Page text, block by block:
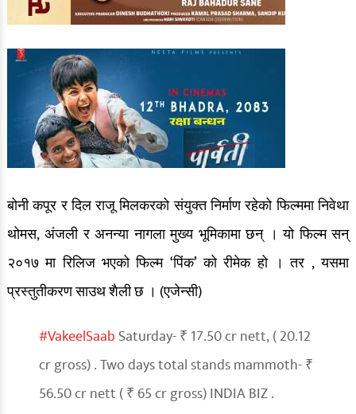
बोनी कपूर र दिल राजू मिलकरको संयुक्त निर्माण रहेको फिल्ममा निवेथा
थोमस, अंजली र अनन्या नागला मुख्य भूमिकामा छन् । यो फिल्म सन्
२०१७ मा रिलिज भएको फिल्म ‘पिंक’ को रीमेक हो । तर , यसमा
प्रस्तुतीकरण साउथ शैली छ । (एजेन्सी)
#VakeelSaab Saturday- ₹ 17.50 cr nett, ( 20.12
cr gross) . Two days total stands mammoth- ₹
56.50 cr nett ( ₹ 65 cr gross) INDIA BIZ .